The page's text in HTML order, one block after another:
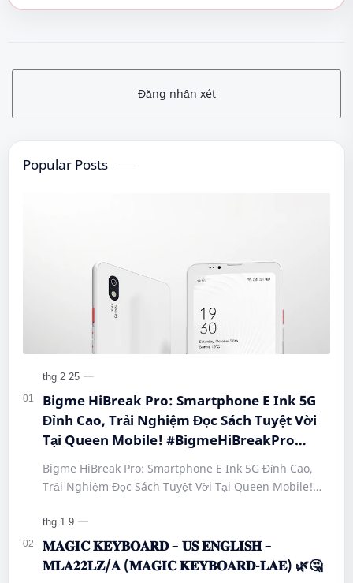
Đăng nhận xét
Popular Posts
Bigme HiBreak Pro: Smartphone E Ink 5G
Đỉnh Cao, Trải Nghiệm Đọc Sách Tuyệt Vời
Tại Queen Mobile! #BigmeHiBreakPro
#SmartphoneEInk #QueenMobile
#HiBreakPro5G #DienThoaiDocSach
#CongNgheMoi #MuaSamThongMinh
#EInkPhone #5GSmartphone
Bigme HiBreak Pro: Smartphone E Ink 5G Đỉnh Cao,
Trải Nghiệm Đọc Sách Tuyệt Vời Tại Queen Mobile!
#Hi…
𝐌𝐀𝐆𝐈𝐂 𝐊𝐄𝐘𝐁𝐎𝐀𝐑𝐃 – 𝐔𝐒 𝐄𝐍𝐆𝐋𝐈𝐒𝐇 –
𝐌𝐋𝐀𝟐𝟐𝐋𝐙/𝐀 (𝐌𝐀𝐆𝐈𝐂 𝐊𝐄𝐘𝐁𝐎𝐀𝐑𝐃-𝐋𝐀𝐄) 🌿🤔